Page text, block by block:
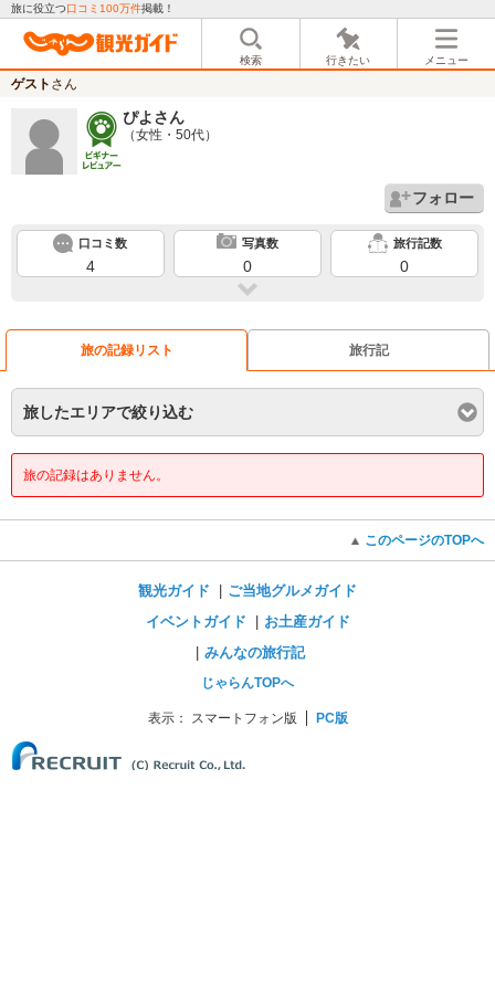
旅に役立つ口コミ100万件掲載！
検索 行きたい メニュー
ゲスト さん
ぴよさん
（女性・50代）
フォロー
口コミ数
4
写真数
0
旅行記数
0
旅の記録リスト 旅行記
旅したエリアで絞り込む
旅の記録はありません。
このページのTOPへ
観光ガイド
ご当地グルメガイド
イベントガイド
お土産ガイド
みんなの旅行記
じゃらんTOPへ
表示： スマートフォン版 PC版